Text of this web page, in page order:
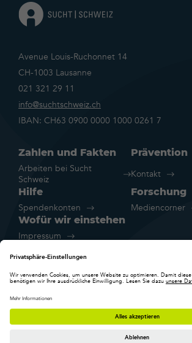
Avenue Louis-Ruchonnet 14
CH-1003 Lausanne
021 321 29 11
info@suchtschweiz.ch
IBAN: CH63 0900 0000 1000 0261 7
Zahlen und Fakten
Arbeiten bei Sucht
Schweiz
Prävention
Kontakt
Hilfe
Spendenkonten
Forschung
Mediencorner
Wofür wir einstehen
Impressum
DatenschutzCookie-Einstellungen